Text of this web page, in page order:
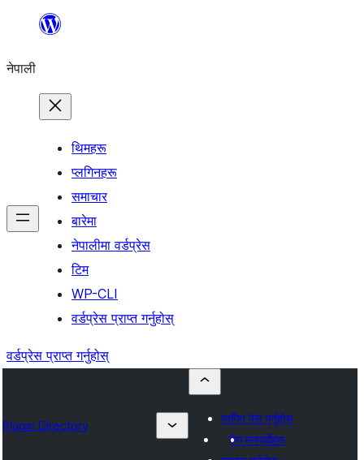
सामग्रीमा
नेपाली
थिमहरू
प्लगिनहरू
समाचार
बारेमा
नेपालीमा वर्डप्रेस
टिम
WP-CLI
वर्डप्रेस प्राप्त गर्नुहोस्
वर्डप्रेस प्राप्त गर्नुहोस्
Plugin Directory
प्लगिन पेस गर्नुहोस्
मेरा मनपर्दोहरू